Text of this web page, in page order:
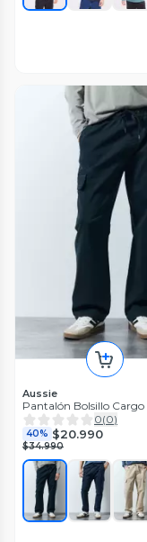
Aussie
Pantalón Bolsillo Cargo
0(0)
40% $20.990
$34.990